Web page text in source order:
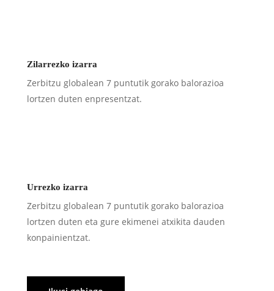
Zilarrezko izarra
Zerbitzu globalean 7 puntutik gorako balorazioa
lortzen duten enpresentzat.
Urrezko izarra
Zerbitzu globalean 7 puntutik gorako balorazioa
lortzen duten eta gure ekimenei atxikita dauden
konpainientzat.